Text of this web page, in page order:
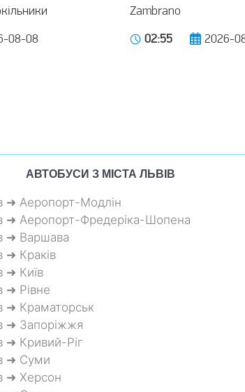
08-08
Zambrano
02:55 2026-
АВТОБУСИ З МІСТА ЛЬВІВ
➜ Аеропорт-Модлін
➜ Аеропорт-Фредеріка-Шопена
➜ Варшава
➜ Краків
➜ Київ
➜ Рівне
➜ Краматорськ
➜ Запоріжжя
➜ Кривий-Ріг
➜ Суми
➜ Херсон